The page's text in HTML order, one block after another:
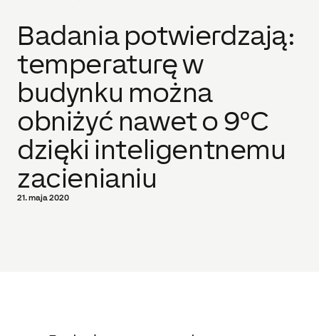
Badania potwierdzają:
temperaturę w
budynku można
obniżyć nawet o 9°C
dzięki inteligentnemu
zacienianiu
21. maja 2020